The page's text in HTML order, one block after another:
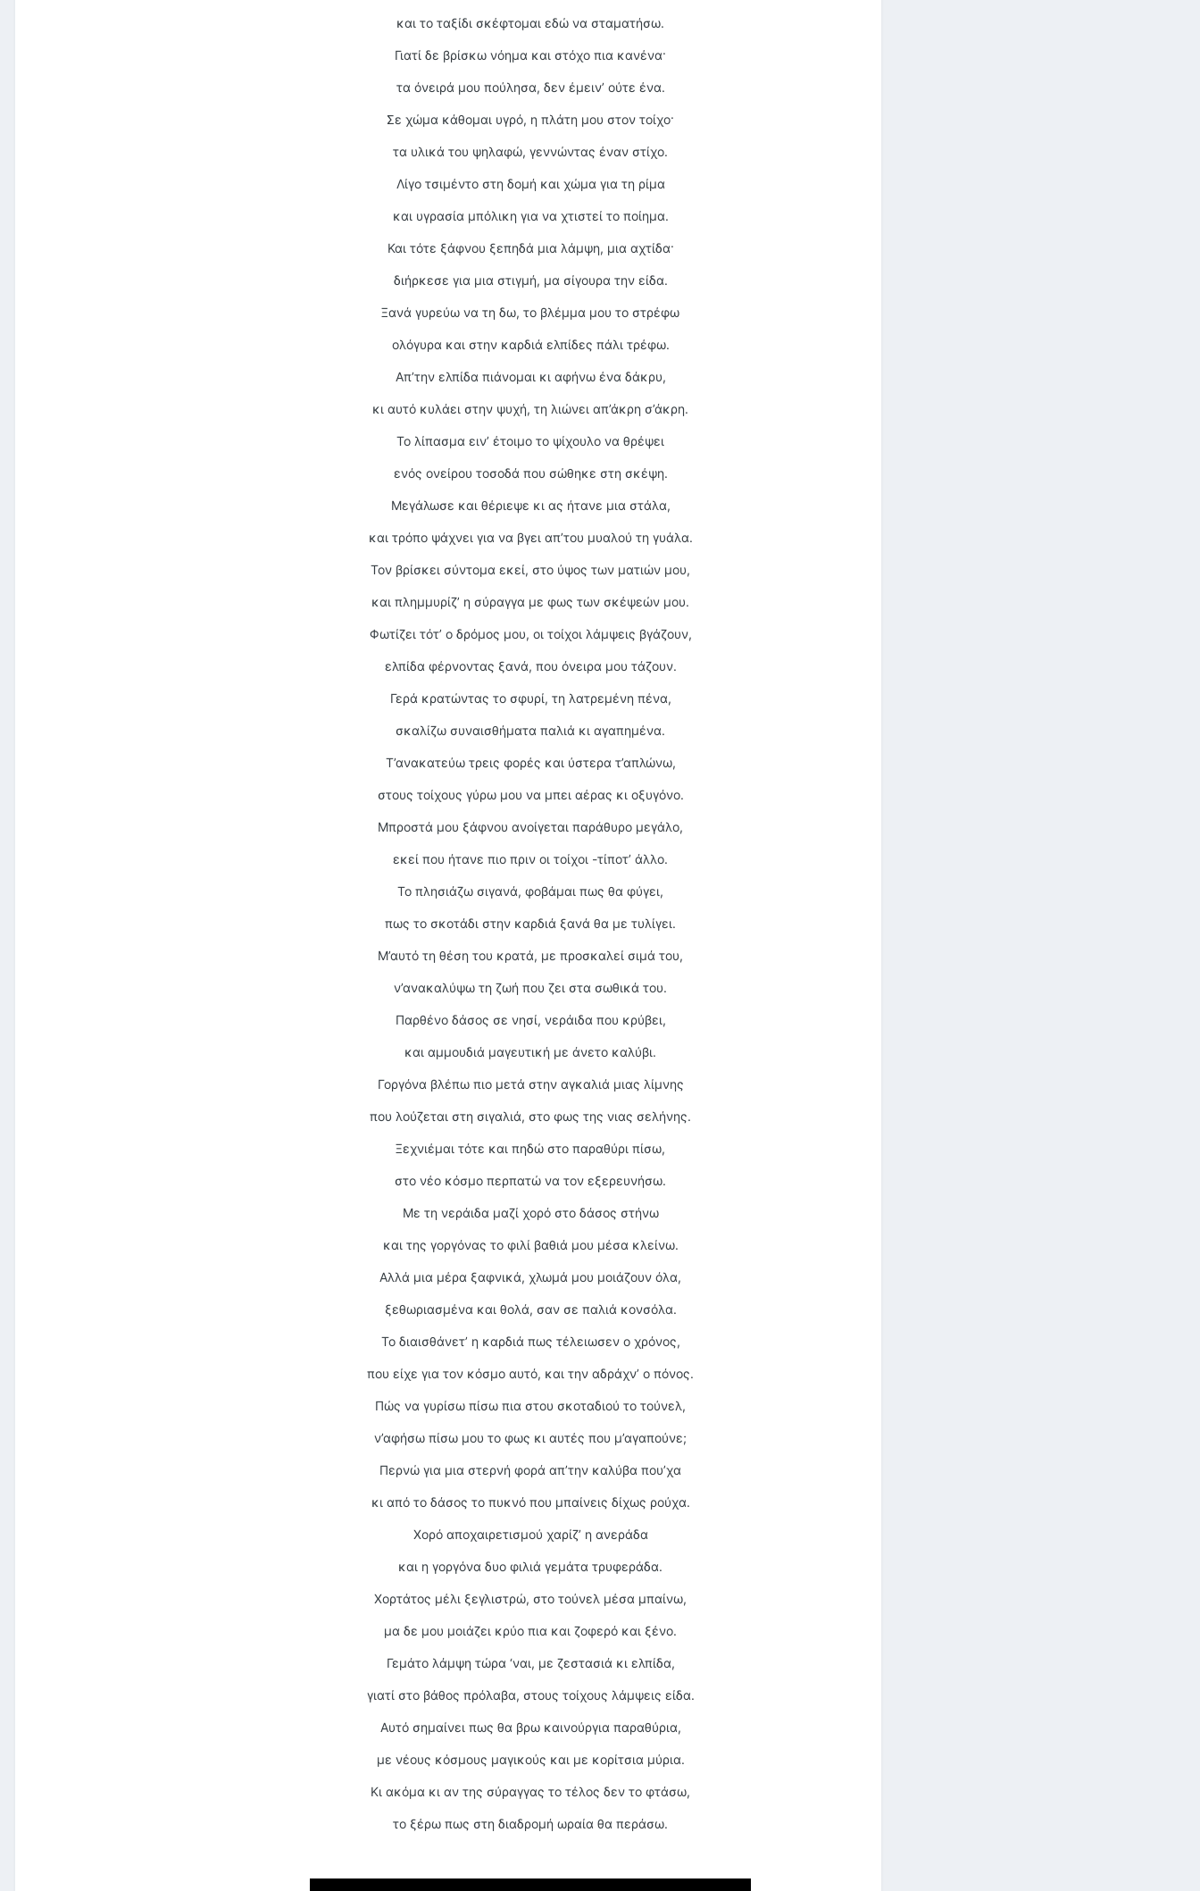
και το ταξίδι σκέφτομαι εδώ να σταματήσω.
Γιατί δε βρίσκω νόημα και στόχο πια κανένα·
τα όνειρά μου πούλησα, δεν έμειν’ ούτε ένα.
Σε χώμα κάθομαι υγρό, η πλάτη μου στον τοίχο·
τα υλικά του ψηλαφώ, γεννώντας έναν στίχο.
Λίγο τσιμέντο στη δομή και χώμα για τη ρίμα
και υγρασία μπόλικη για να χτιστεί το ποίημα.
Και τότε ξάφνου ξεπηδά μια λάμψη, μια αχτίδα·
διήρκεσε για μια στιγμή, μα σίγουρα την είδα.
Ξανά γυρεύω να τη δω, το βλέμμα μου το στρέφω
ολόγυρα και στην καρδιά ελπίδες πάλι τρέφω.
Απ’την ελπίδα πιάνομαι κι αφήνω ένα δάκρυ,
κι αυτό κυλάει στην ψυχή, τη λιώνει απ’άκρη σ’άκρη.
Το λίπασμα ειν’ έτοιμο το ψίχουλο να θρέψει
ενός ονείρου τοσοδά που σώθηκε στη σκέψη.
Μεγάλωσε και θέριεψε κι ας ήτανε μια στάλα,
και τρόπο ψάχνει για να βγει απ’του μυαλού τη γυάλα.
Τον βρίσκει σύντομα εκεί, στο ύψος των ματιών μου,
και πλημμυρίζ’ η σύραγγα με φως των σκέψεών μου.
Φωτίζει τότ’ ο δρόμος μου, οι τοίχοι λάμψεις βγάζουν,
ελπίδα φέρνοντας ξανά, που όνειρα μου τάζουν.
Γερά κρατώντας το σφυρί, τη λατρεμένη πένα,
σκαλίζω συναισθήματα παλιά κι αγαπημένα.
Τ’ανακατεύω τρεις φορές και ύστερα τ’απλώνω,
στους τοίχους γύρω μου να μπει αέρας κι οξυγόνο.
Μπροστά μου ξάφνου ανοίγεται παράθυρο μεγάλο,
εκεί που ήτανε πιο πριν οι τοίχοι -τίποτ’ άλλο.
Το πλησιάζω σιγανά, φοβάμαι πως θα φύγει,
πως το σκοτάδι στην καρδιά ξανά θα με τυλίγει.
Μ’αυτό τη θέση του κρατά, με προσκαλεί σιμά του,
ν’ανακαλύψω τη ζωή που ζει στα σωθικά του.
Παρθένο δάσος σε νησί, νεράιδα που κρύβει,
και αμμουδιά μαγευτική με άνετο καλύβι.
Γοργόνα βλέπω πιο μετά στην αγκαλιά μιας λίμνης
που λούζεται στη σιγαλιά, στο φως της νιας σελήνης.
Ξεχνιέμαι τότε και πηδώ στο παραθύρι πίσω,
στο νέο κόσμο περπατώ να τον εξερευνήσω.
Με τη νεράιδα μαζί χορό στο δάσος στήνω
και της γοργόνας το φιλί βαθιά μου μέσα κλείνω.
Αλλά μια μέρα ξαφνικά, χλωμά μου μοιάζουν όλα,
ξεθωριασμένα και θολά, σαν σε παλιά κονσόλα.
Το διαισθάνετ’ η καρδιά πως τέλειωσεν ο χρόνος,
που είχε για τον κόσμο αυτό, και την αδράχν’ ο πόνος.
Πώς να γυρίσω πίσω πια στου σκοταδιού το τούνελ,
ν’αφήσω πίσω μου το φως κι αυτές που μ’αγαπούνε;
Περνώ για μια στερνή φορά απ’την καλύβα που’χα
κι από το δάσος το πυκνό που μπαίνεις δίχως ρούχα.
Χορό αποχαιρετισμού χαρίζ’ η ανεράδα
και η γοργόνα δυο φιλιά γεμάτα τρυφεράδα.
Χορτάτος μέλι ξεγλιστρώ, στο τούνελ μέσα μπαίνω,
μα δε μου μοιάζει κρύο πια και ζοφερό και ξένο.
Γεμάτο λάμψη τώρα ‘ναι, με ζεστασιά κι ελπίδα,
γιατί στο βάθος πρόλαβα, στους τοίχους λάμψεις είδα.
Αυτό σημαίνει πως θα βρω καινούργια παραθύρια,
με νέους κόσμους μαγικούς και με κορίτσια μύρια.
Κι ακόμα κι αν της σύραγγας το τέλος δεν το φτάσω,
το ξέρω πως στη διαδρομή ωραία θα περάσω.